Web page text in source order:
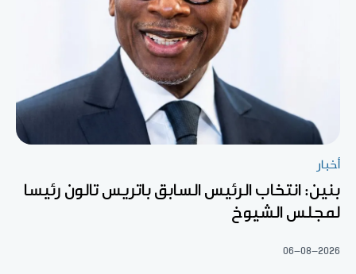
أخبار
بنين: انتخاب الرئيس السابق باتريس تالون رئيسا
لمجلس الشيوخ
06-08-2026